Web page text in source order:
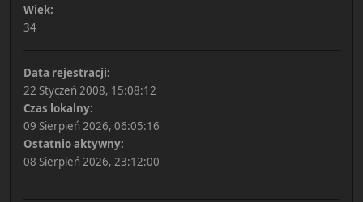
Wiek:
34
Data rejestracji:
22 Styczeń 2008, 15:08:12
Czas lokalny:
09 Sierpień 2026, 06:05:16
Ostatnio aktywny:
08 Sierpień 2026, 23:12:00